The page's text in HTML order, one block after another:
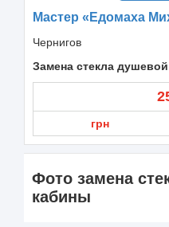
Мастер «Едомаха
Чернигов
Замена стекла
грн
Фото замена
кабины